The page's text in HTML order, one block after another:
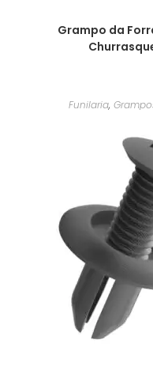
Grampo da
Funilaria,